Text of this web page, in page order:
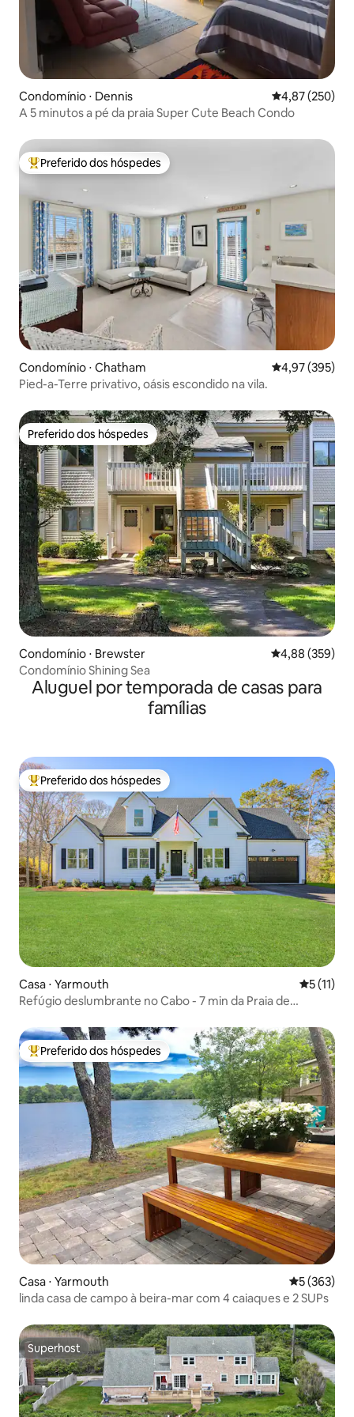
Condomínio ⋅ Dennis 4,87 de uma
4,87 (250)
A 5 minutos a pé da praia Super Cute Beach Condo
Entre os melhores preferidos dos hóspedes
Preferido dos hóspedes
Condomínio ⋅ Chatham 4,97 de uma
4,97 (395)
Pied-a-Terre privativo, oásis escondido na vila.
Preferido dos hóspedes
Preferido dos hóspedes
Condomínio ⋅ Brewster 4,88 de uma
4,88 (359)
Condomínio Shining Sea
Aluguel por temporada de casas para
famílias
Entre os melhores preferidos dos hóspedes
Preferido dos hóspedes
Casa ⋅ Yarmouth 5 de uma
5 (11)
Refúgio deslumbrante no Cabo - 7 min da Praia de
Entre os melhores preferidos dos hóspedes
Preferido dos hóspedes
Casa ⋅ Yarmouth 5 de uma
5 (363)
linda casa de campo à beira-mar com 4 caiaques e 2 SUPs
Superhost
Superhost